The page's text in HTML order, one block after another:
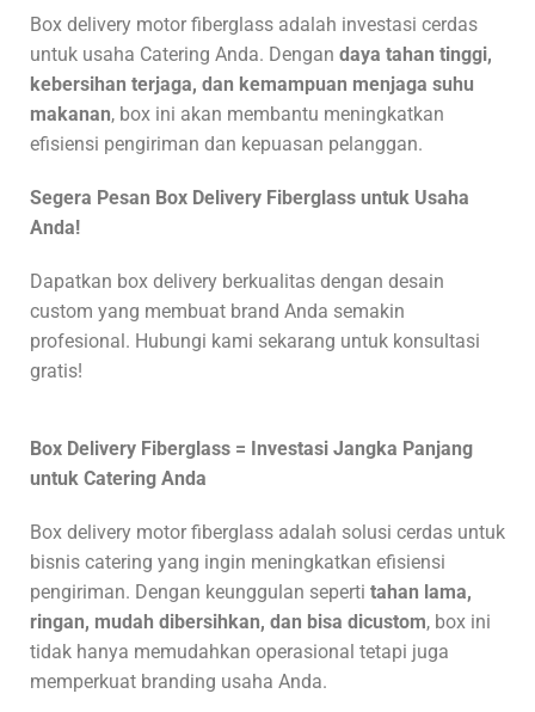
Box delivery motor fiberglass adalah investasi cerdas
untuk usaha Catering Anda. Dengan daya tahan tinggi,
kebersihan terjaga, dan kemampuan menjaga suhu
makanan, box ini akan membantu meningkatkan
efisiensi pengiriman dan kepuasan pelanggan.
Segera Pesan Box Delivery Fiberglass untuk Usaha
Anda!
Dapatkan box delivery berkualitas dengan desain
custom yang membuat brand Anda semakin
profesional. Hubungi kami sekarang untuk konsultasi
gratis!
Box Delivery Fiberglass = Investasi Jangka Panjang
untuk Catering Anda
Box delivery motor fiberglass adalah solusi cerdas untuk
bisnis catering yang ingin meningkatkan efisiensi
pengiriman. Dengan keunggulan seperti tahan lama,
ringan, mudah dibersihkan, dan bisa dicustom, box ini
tidak hanya memudahkan operasional tetapi juga
memperkuat branding usaha Anda.